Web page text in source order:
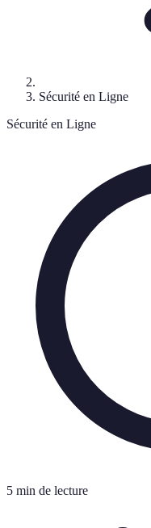
Sécurité en Ligne
Sécurité en Ligne
5 min de lecture